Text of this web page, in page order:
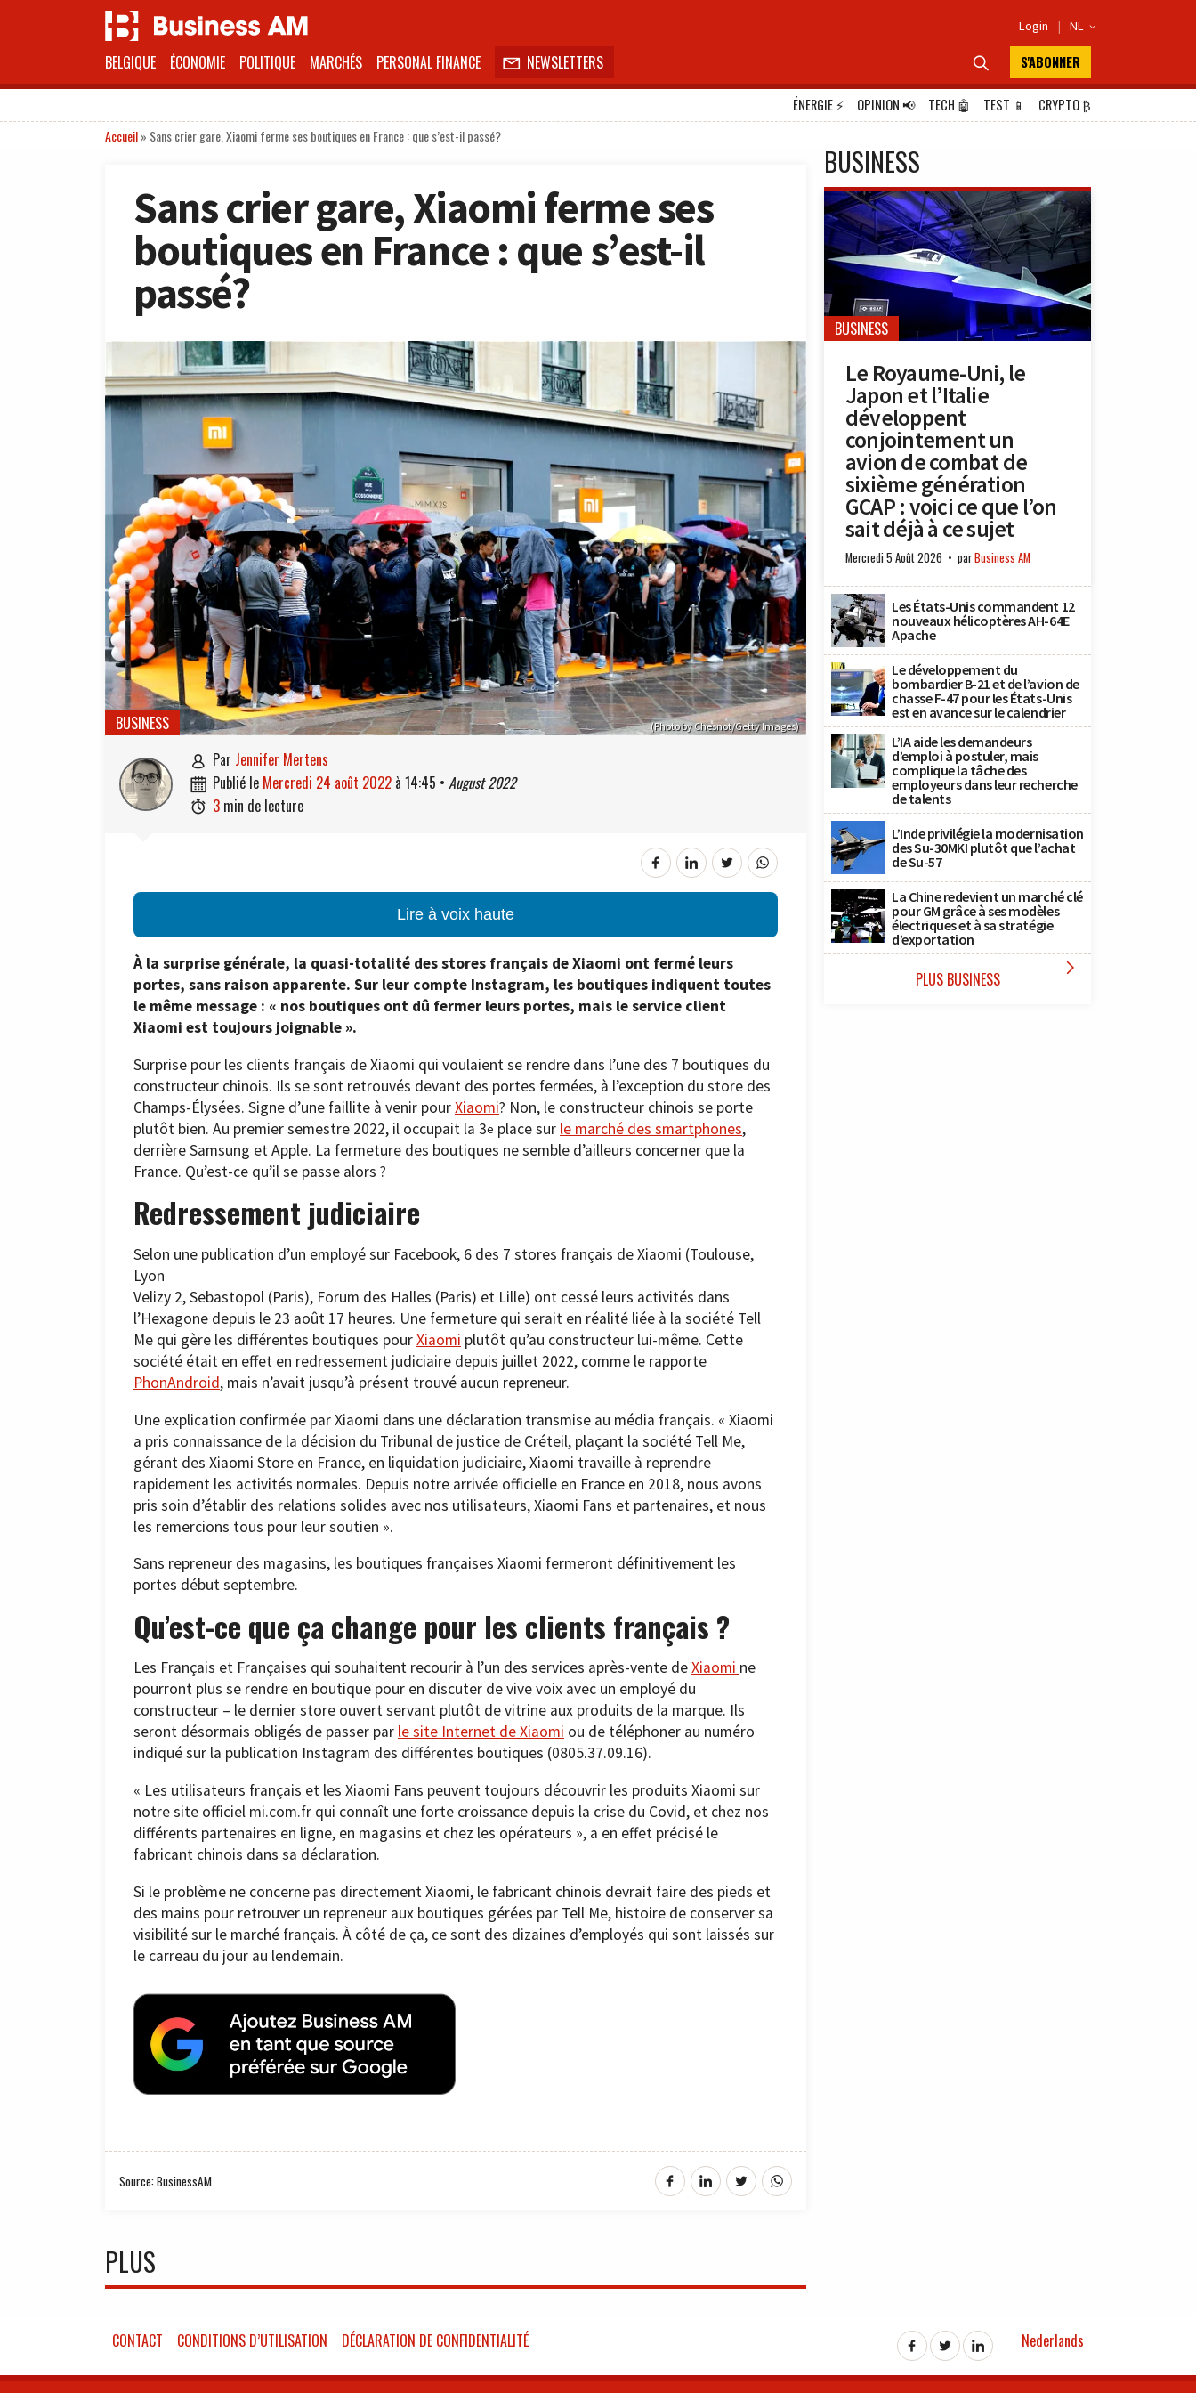
Login | NL 
BELGIQUE ÉCONOMIE POLITIQUE MARCHÉS PERSONAL FINANCE  NEWSLETTERS  S'ABONNER
ÉNERGIE⚡ OPINION📢 TECH 🤖 TEST 📱 CRYPTO₿
Accueil» Sans crier gare, Xiaomi ferme ses boutiques en France : que s’est-il passé?
Sans crier gare, Xiaomi ferme ses
boutiques en France : que s’est-il
passé?
(Photo by Chesnot/Getty Images)
BUSINESS
 par Jennifer Mertens
 publié le mercredi 24 août 2022 à 14:45 • August 2022
 3 min de lecture
Lire à voix haute
À la surprise générale, la quasi-totalité des stores français de Xiaomi ont fermé leurs
portes, sans raison apparente. Sur leur compte Instagram, les boutiques indiquent toutes
le même message : « nos boutiques ont dû fermer leurs portes, mais le service client
Xiaomi est toujours joignable ».
Surprise pour les clients français de Xiaomi qui voulaient se rendre dans l’une des 7 boutiques du
constructeur chinois. Ils se sont retrouvés devant des portes fermées, à l’exception du store des
Champs-Élysées. Signe d’une faillite à venir pourXiaomi? Non, le constructeur chinois se porte
plutôt bien. Au premier semestre 2022, il occupait la 3e place sur le marché des smartphones,
derrière Samsung et Apple. La fermeture des boutiques ne semble d’ailleurs concerner que la
France. Qu’est-ce qu’il se passe alors ?
Redressement judiciaire
Selon une publication d’un employé sur Facebook, 6 des 7 stores français de Xiaomi (Toulouse,
Lyon
Velizy 2, Sebastopol (Paris), Forum des Halles (Paris) et Lille) ont cessé leurs activités dans
l’Hexagone depuis le 23 août 17 heures. Une fermeture qui serait en réalité liée à la société Tell
Me qui gère les différentes boutiques pourXiaomi plutôt qu’au constructeur lui-même. Cette
société était en effet en redressement judiciaire depuis juillet 2022, comme le rapporte
PhonAndroid, mais n’avait jusqu’à présent trouvé aucun repreneur.
Une explication confirmée par Xiaomi dans une déclaration transmise au média français. « Xiaomi
a pris connaissance de la décision du Tribunal de justice de Créteil, plaçant la société Tell Me,
gérant des Xiaomi Store en France, en liquidation judiciaire, Xiaomi travaille à reprendre
rapidement les activités normales. Depuis notre arrivée officielle en France en 2018, nous avons
pris soin d’établir des relations solides avec nos utilisateurs, Xiaomi Fans et partenaires, et nous
les remercions tous pour leur soutien ».
Sans repreneur des magasins, les boutiques françaises Xiaomi fermeront définitivement les
portes début septembre.
Qu’est-ce que ça change pour les clients français ?
Les Français et Françaises qui souhaitent recourir à l’un des services après-vente deXiaomi ne
pourront plus se rendre en boutique pour en discuter de vive voix avec un employé du
constructeur – le dernier store ouvert servant plutôt de vitrine aux produits de la marque. Ils
seront désormais obligés de passer par le site Internet de Xiaomi ou de téléphoner au numéro
indiqué sur la publication Instagram des différentes boutiques (0805.37.09.16).
« Les utilisateurs français et les Xiaomi Fans peuvent toujours découvrir les produits Xiaomi sur
notre site officiel mi.com.fr qui connaît une forte croissance depuis la crise du Covid, et chez nos
différents partenaires en ligne, en magasins et chez les opérateurs », a en effet précisé le
fabricant chinois dans sa déclaration.
Si le problème ne concerne pas directement Xiaomi, le fabricant chinois devrait faire des pieds et
des mains pour retrouver un repreneur aux boutiques gérées par Tell Me, histoire de conserver sa
visibilité sur le marché français. À côté de ça, ce sont des dizaines d’employés qui sont laissés sur
le carreau du jour au lendemain.
Source: BusinessAM
PLUS
BUSINESS
BUSINESS
Le Royaume-Uni, le
Japon et l’Italie
développent
conjointement un
avion de combat de
sixième génération
GCAP : voici ce que l’on
sait déjà à ce sujet
Mercredi 5 Août 2026 parBusiness AM
Les États-Unis commandent 12
nouveaux hélicoptères AH-64E
Apache
Le développement du
bombardier B-21 et de l’avion de
chasse F-47 pour les États-Unis
est en avance sur le calendrier
L’IA aide les demandeurs
d’emploi à postuler, mais
complique la tâche des
employeurs dans leur recherche
de talents
L’Inde privilégie la modernisation
des Su-30MKI plutôt que l’achat
de Su-57
La Chine redevient un marché clé
pour GM grâce à ses modèles
électriques et à sa stratégie
d’exportation
PLUS BUSINESS 
CONTACT CONDITIONS D’UTILISATION DÉCLARATION DE CONFIDENTIALITÉ Nederlands